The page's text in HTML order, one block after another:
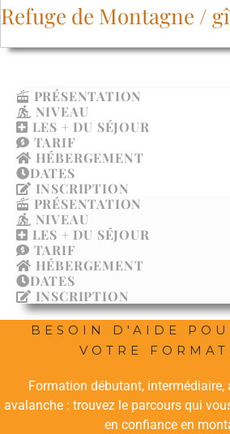
Refuge de Montagne /
PRÉSENTATION
NIVEAU
LES + DU SÉJOUR
TARIF
HÉBERGEMENT
DATES
INSCRIPTION
PRÉSENTATION
NIVEAU
LES + DU SÉJOUR
TARIF
HÉBERGEMENT
DATES
INSCRIPTION
BESOIN D'AIDE
VOTRE
Formation débutant, intermédiaire,
avalanche : trouvez le parcours qui
en confiance en